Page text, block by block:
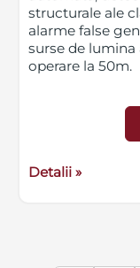
structurale ale
alarme false
surse de
operare la 50m.
Detalii »